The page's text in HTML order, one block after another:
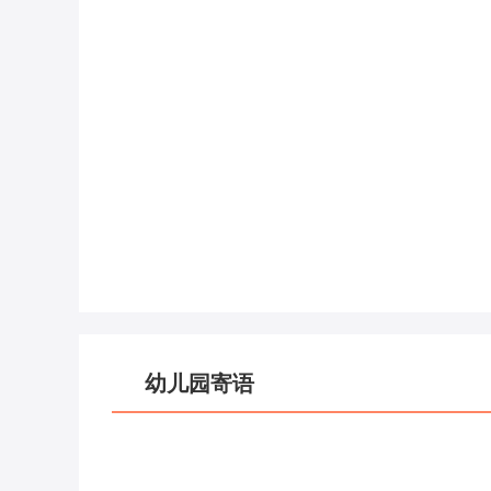
幼儿园寄语